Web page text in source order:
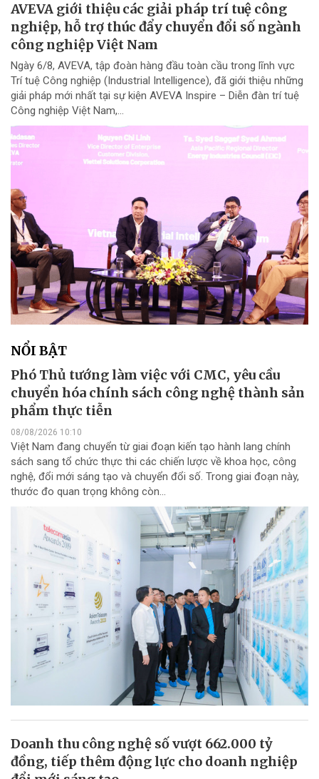
AVEVA giới thiệu các giải pháp trí tuệ công
nghiệp, hỗ trợ thúc đẩy chuyển đổi số ngành
công nghiệp Việt Nam
Ngày 6/8, AVEVA, tập đoàn hàng đầu toàn cầu trong lĩnh vực
Trí tuệ Công nghiệp (Industrial Intelligence), đã giới thiệu những
giải pháp mới nhất tại sự kiện AVEVA Inspire – Diễn đàn trí tuệ
Công nghiệp Việt Nam,...
NỔI BẬT
Phó Thủ tướng làm việc với CMC, yêu cầu
chuyển hóa chính sách công nghệ thành sản
phẩm thực tiễn
08/08/2026 10:10
Việt Nam đang chuyển từ giai đoạn kiến tạo hành lang chính
sách sang tổ chức thực thi các chiến lược về khoa học, công
nghệ, đổi mới sáng tạo và chuyển đổi số. Trong giai đoạn này,
thước đo quan trọng không còn...
Doanh thu công nghệ số vượt 662.000 tỷ
đồng, tiếp thêm động lực cho doanh nghiệp